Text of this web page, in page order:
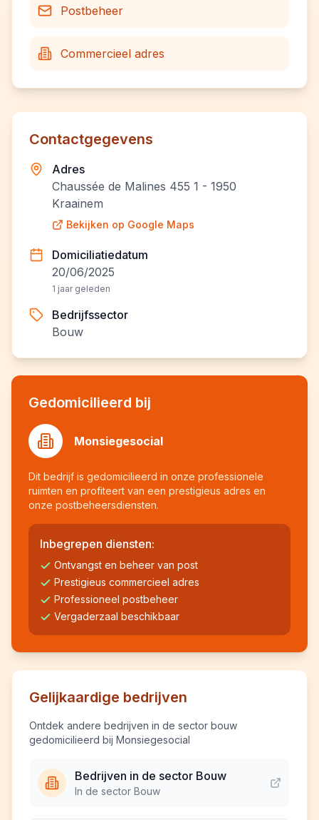
Postbeheer
Commercieel adres
Contactgegevens
Adres
Chaussée de Malines 455 1 - 1950
Kraainem
Bekijken op Google Maps
Domiciliatiedatum
20/06/2025
1 jaar geleden
Bedrijfssector
Bouw
Gedomicilieerd bij
Monsiegesocial
Dit bedrijf is gedomicilieerd in onze professionele
ruimten en profiteert van een prestigieus adres en
onze postbeheersdiensten.
Inbegrepen diensten:
Ontvangst en beheer van post
Prestigieus commercieel adres
Professioneel postbeheer
Vergaderzaal beschikbaar
Gelijkaardige bedrijven
Ontdek andere bedrijven in de sector bouw
gedomicilieerd bij Monsiegesocial
Bedrijven in de sector Bouw
In de sector Bouw